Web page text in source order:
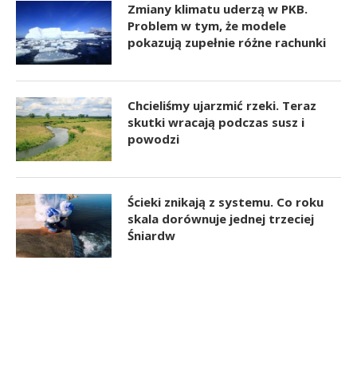
Zmiany klimatu uderzą w PKB.
Problem w tym, że modele
pokazują zupełnie różne rachunki
Chcieliśmy ujarzmić rzeki. Teraz
skutki wracają podczas susz i
powodzi
Ścieki znikają z systemu. Co roku
skala dorównuje jednej trzeciej
Śniardw